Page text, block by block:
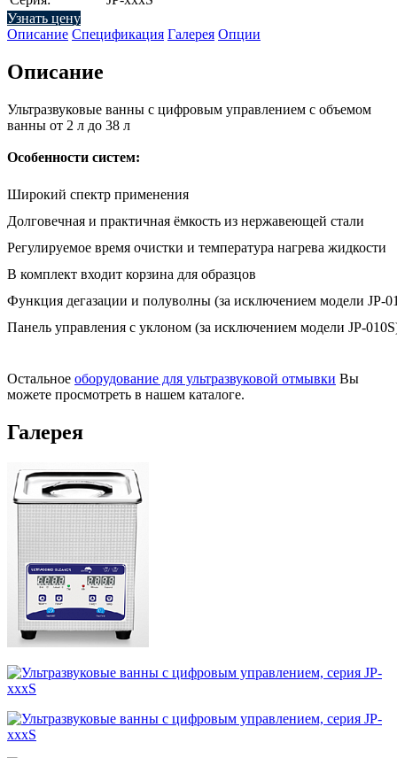
Узнать цену
Описание Спецификация Галерея Опции
Описание
Ультразвуковые ванны с цифровым управлением с объемом
ванны от 2 л до 38 л
Особенности систем:
Широкий спектр применения
Долговечная и практичная ёмкость из нержавеющей стали
Регулируемое время очистки и температура нагрева жидкости
В комплект входит корзина для образцов
Функция дегазации и полуволны (за исключением модели JP-
Панель управления с уклоном (за исключением модели JP-
Остальное оборудование для ультразвуковой отмывки Вы
можете просмотреть в нашем каталоге.
Галерея